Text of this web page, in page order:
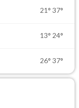
21° 37°
13° 24°
26° 37°